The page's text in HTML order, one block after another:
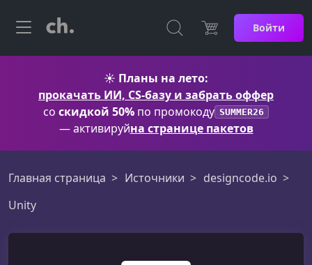
Войти
☀️ Планы на лето:
прокачать ИИ, CS-базу и забрать оффер
со скидкой 50% по промокоду SUMMER26
— активируйна странице пакетов
Главная страница Источники
designcode.io
Unity